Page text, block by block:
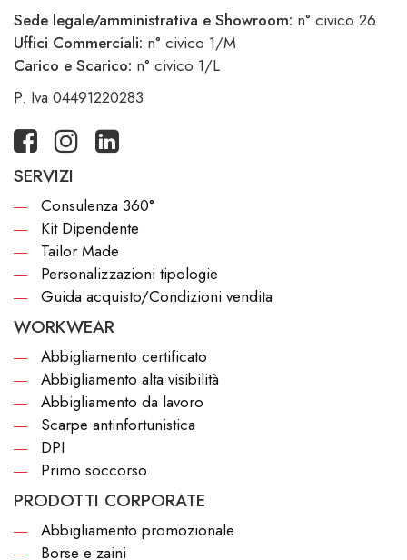
Sede legale/amministrativa e Showroom: n° civico 26
Uffici Commerciali: n° civico 1/M
Carico e Scarico: n° civico 1/L
P. Iva 04491220283
SERVIZI
Consulenza 360°
Kit Dipendente
Tailor Made
Personalizzazioni tipologie
Guida acquisto/Condizioni vendita
WORKWEAR
Abbigliamento certificato
Abbigliamento alta visibilità
Abbigliamento da lavoro
Scarpe antinfortunistica
DPI
Primo soccorso
PRODOTTI CORPORATE
Abbigliamento promozionale
Borse e zaini